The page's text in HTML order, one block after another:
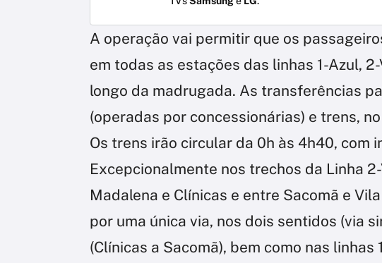
A operação vai permitir que os
em todas as estações das linhas 1-Azul,
longo da madrugada. As transferências
(operadas por concessionárias) e trens,
Os trens irão circular da 0h às 4h40, com
Excepcionalmente nos trechos da Linha
Madalena e Clínicas e entre Sacomã e
por uma única via, nos dois sentidos (via
(Clínicas a Sacomã), bem como nas